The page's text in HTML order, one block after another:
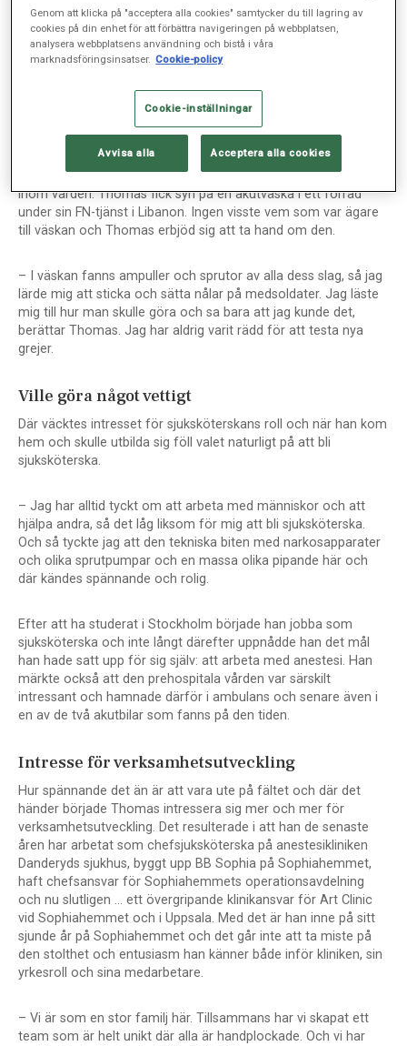
för två kliniker – en på Sophiahemmet och en i Uppsala. Ett
ansvarsfullt arbete som kräver gott ledarskap och stor
flexibilitet.
Som 16-åring var tanken att han skulle bli murare precis som
några år i yrket lämnade Thomas jobbet och hemstaden Oslo
för militärtjänstgöring i Bergen. Där såddes fröet som kom att
bli första steget på den hittills tjugo år långa yrkeskarriären
inom vården. Thomas fick syn på en akutväska i ett förråd
under sin FN-tjänst i Libanon. Ingen visste vem som var ägare
till väskan och Thomas erbjöd sig att ta hand om den.
– I väskan fanns ampuller och sprutor av alla dess slag, så jag
lärde mig att sticka och sätta nålar på medsoldater. Jag läste
mig till hur man skulle göra och sa bara att jag kunde det,
berättar Thomas. Jag har aldrig varit rädd för att testa nya
grejer.
Ville göra något vettigt
Där väcktes intresset för sjuksköterskans roll och när han kom
hem och skulle utbilda sig föll valet naturligt på att bli
sjuksköterska.
– Jag har alltid tyckt om att arbeta med människor och att
hjälpa andra, så det låg liksom för mig att bli sjuksköterska.
Och så tyckte jag att den tekniska biten med narkosapparater
och olika sprutpumpar och en massa olika pipande här och
där kändes spännande och rolig.
Efter att ha studerat i Stockholm började han jobba som
sjuksköterska och inte långt därefter uppnådde han det mål
han hade satt upp för sig själv: att arbeta med anestesi. Han
märkte också att den prehospitala vården var särskilt
intressant och hamnade därför i ambulans och senare även i
en av de två akutbilar som fanns på den tiden.
Intresse för verksamhetsutveckling
Hur spännande det än är att vara ute på fältet och där det
händer började Thomas intressera sig mer och mer för
verksamhetsutveckling. Det resulterade i att han de senaste
åren har arbetat som chefsjuksköterska på anestesikliniken
Danderyds sjukhus, byggt upp BB Sophia på Sophiahemmet,
haft chefsansvar för Sophiahemmets operationsavdelning
och nu slutligen … ett övergripande klinikansvar för Art Clinic
vid Sophiahemmet och i Uppsala. Med det är han inne på sitt
sjunde år på Sophiahemmet och det går inte att ta miste på
den stolthet och entusiasm han känner både inför kliniken, sin
yrkesroll och sina medarbetare.
– Vi är som en stor familj här. Tillsammans har vi skapat ett
team som är helt unikt där alla är handplockade. Och vi har
Genom att klicka på "acceptera alla cookies" samtycker du till lagring av
cookies på din enhet för att förbättra navigeringen på webbplatsen,
analysera webbplatsens användning och bistå i våra
marknadsföringsinsatser. Cookie-policy
Cookie-inställningar
Avvisa alla Acceptera alla cookies